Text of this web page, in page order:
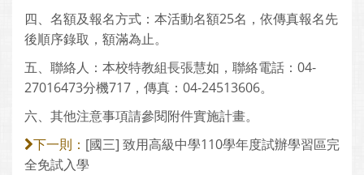
四、名額及報名方式：本活動名額25名，依傳真報名先
後順序錄取，額滿為止。
五、聯絡人：本校特教組長張慧如，聯絡電話：04-
27016473分機717，傳真：04-24513606。
六、其他注意事項請參閱附件實施計畫。
下一則： [國三] 致用高級中學110學年度試辦學習區完
全免試入學